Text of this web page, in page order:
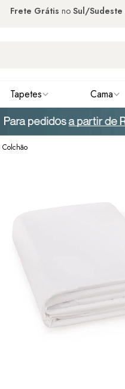
Frete Grátis no Sul/Sudeste
Tapetes Cama
Colchão